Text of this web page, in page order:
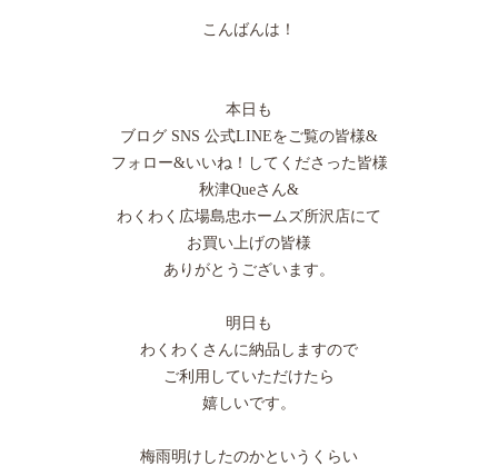
こんばんは！
本日も
ブログ SNS 公式LINEをご覧の皆様&
フォロー&いいね！してくださった皆様
秋津Queさん&
わくわく広場島忠ホームズ所沢店にて
お買い上げの皆様
ありがとうございます。
明日も
わくわくさんに納品しますので
ご利用していただけたら
嬉しいです。
梅雨明けしたのかというくらい